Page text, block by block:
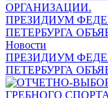
ПРЕЗИДИУМ
ПЕТЕРБУРГА
Новости
ПРЕЗИДИУМ
ПЕТЕРБУРГА